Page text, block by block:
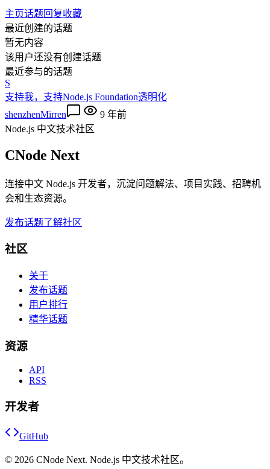
主页话题回复收藏
最近创建的话题
暂无内容
该用户还没有创建话题
最近参与的话题
S
支持我，支持Node.js Foundation透明化
shenzhenMirren
9 年前
Node.js 中文技术社区
CNode Next
连接中文 Node.js 开发者，沉淀问题解法、项目实践、招聘机
会和生态资源。
发布话题了解社区
社区
关于
发布话题
用户排行
精华话题
资源
API
RSS
开发者
GitHub
© 2026 CNode Next. Node.js 中文技术社区。